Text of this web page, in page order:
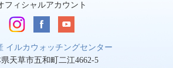
フィシャルアカウント
イルカウォッチングセンター
天草市五和町二江4662-5